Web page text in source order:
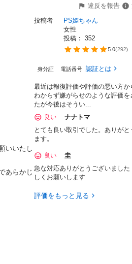
いいたし
あらかじ
違反を報告
投稿者
PS姫ちゃん
女性
投稿： 352
5.0(292)
身分証 電話番号 認証とは
最近は報復評価や評価の悪い方か
わからず嫌がらせのような評価を
たが今後はそうい...
良い
ナナトマ
とても良い取引でした。ありがと
ます。
良い
圭
急な対応ありがとうございました
しくお願いします
評価をもっと見る